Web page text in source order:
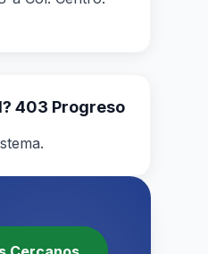
403 Progreso